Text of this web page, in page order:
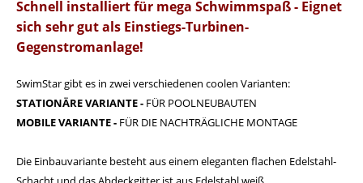
Schnell installiert für mega Schwimmspaß - Eignet
sich sehr gut als Einstiegs-Turbinen-
Gegenstromanlage!
SwimStar gibt es in zwei verschiedenen coolen Varianten:
STATIONÄRE VARIANTE - FÜR POOLNEUBAUTEN
MOBILE VARIANTE - FÜR DIE NACHTRÄGLICHE MONTAGE
Die Einbauvariante besteht aus einem eleganten flachen Edelstahl-